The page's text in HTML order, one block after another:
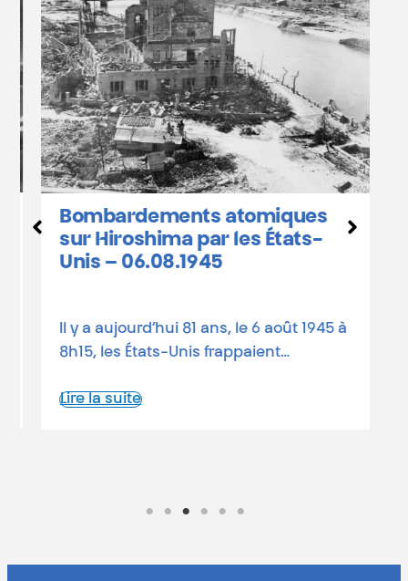
Bombardements atomiques
sur Hiroshima par les États-
Unis – 06.08.1945
Il y a aujourd’hui 81 ans, le 6 août 1945 à
8h15, les États-Unis frappaient…
Lire la suite